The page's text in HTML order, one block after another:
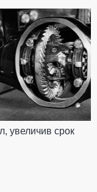
увеличив срок